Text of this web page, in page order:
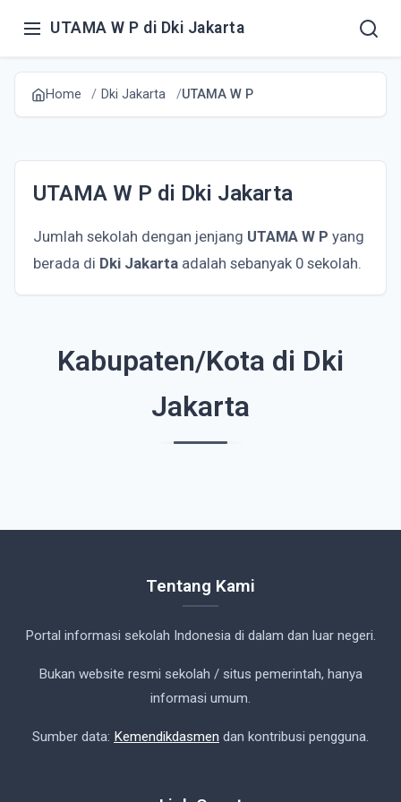
UTAMA W P di Dki Jakarta
Home Dki Jakarta UTAMA W P
UTAMA W P di Dki Jakarta
Jumlah sekolah dengan jenjang UTAMA W P yang
berada di Dki Jakarta adalah sebanyak 0 sekolah.
Kabupaten/Kota di Dki
Jakarta
Tentang Kami
Portal informasi sekolah Indonesia di dalam dan luar negeri.
Bukan website resmi sekolah / situs pemerintah, hanya
informasi umum.
Sumber data: Kemendikdasmen dan kontribusi pengguna.